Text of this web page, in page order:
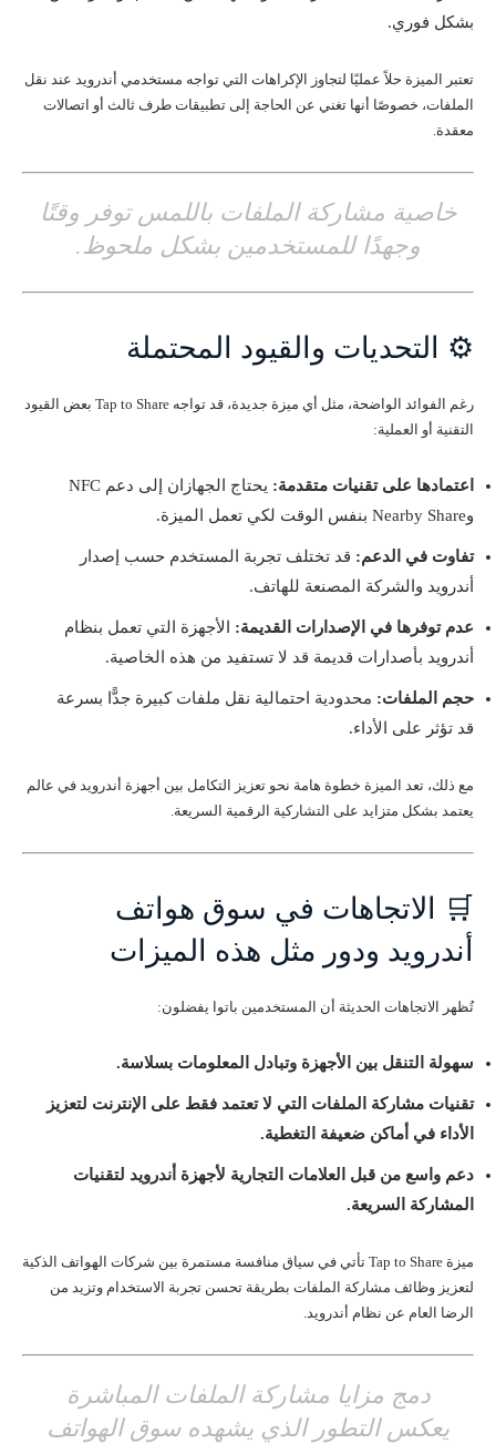
بشكل فوري.
تعتبر الميزة حلاً عمليًا لتجاوز الإكراهات التي تواجه مستخدمي أندرويد عند نقل
الملفات، خصوصًا أنها تغني عن الحاجة إلى تطبيقات طرف ثالث أو اتصالات
معقدة.
خاصية مشاركة الملفات باللمس توفر وقتًا
وجهدًا للمستخدمين بشكل ملحوظ.
⚙️ التحديات والقيود المحتملة
رغم الفوائد الواضحة، مثل أي ميزة جديدة، قد تواجه Tap to Share بعض القيود
التقنية أو العملية:
اعتمادها على تقنيات متقدمة:
يحتاج الجهازان إلى دعم NFC
وNearby Share بنفس الوقت لكي تعمل الميزة.
تفاوت في الدعم: قد تختلف تجربة المستخدم حسب إصدار
أندرويد والشركة المصنعة للهاتف.
عدم توفرها في الإصدارات القديمة: الأجهزة التي تعمل بنظام
أندرويد بأصدارات قديمة قد لا تستفيد من هذه الخاصية.
حجم الملفات: محدودية احتمالية نقل ملفات كبيرة جدًّا بسرعة
قد تؤثر على الأداء.
مع ذلك، تعد الميزة خطوة هامة نحو تعزيز التكامل بين أجهزة أندرويد في عالم
يعتمد بشكل متزايد على التشاركية الرقمية السريعة.
🛒 الاتجاهات في سوق هواتف
أندرويد ودور مثل هذه الميزات
تُظهر الاتجاهات الحديثة أن المستخدمين باتوا يفضلون:
سهولة التنقل بين الأجهزة وتبادل المعلومات بسلاسة.
تقنيات مشاركة الملفات التي لا تعتمد فقط على الإنترنت لتعزيز
الأداء في أماكن ضعيفة التغطية.
دعم واسع من قبل العلامات التجارية لأجهزة أندرويد لتقنيات
المشاركة السريعة.
ميزة Tap to Share تأتي في سياق منافسة مستمرة بين شركات الهواتف الذكية
لتعزيز وظائف مشاركة الملفات بطريقة تحسن تجربة الاستخدام وتزيد من
الرضا العام عن نظام أندرويد.
دمج مزايا مشاركة الملفات المباشرة
يعكس التطور الذي يشهده سوق الهواتف